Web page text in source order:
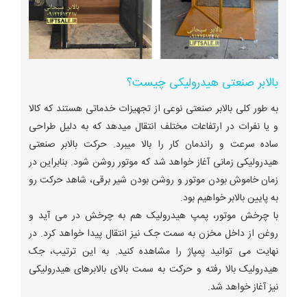
بالابر صنعتی هیدرولیکی چیست؟
به طور کلی بالابر صنعتی نوعی از تجهیزات خدماتی هستند که کالا
و یا نفرات در ارتفاعات مختلف انتقال میدهد که به دلیل طراحی
ساده سرعت و راندمان کار را بالا میبرد. حرکت بالابر صنعتی
هیدرولیکی زمانی آغاز خواهد شد که موتور روشن شود. بنابراین در
زمان خاموش بودن موتور و روشن بودن شیر برقی، شاهد حرکت رو
به پایین بالابر خواهیم بود.
با چرخش موتور، پمپ هیدرولیک هم به چرخش در می آید و
روغن از داخل مخزن به سمت جک نیز انتقال پیدا خواهد کرد. در
نهایت می توانید پمپاژ را مشاهده کنید. به این ترتیب، جک
هیدرولیک بالا رفته و حرکت به سمت بالای بالابرهای هیدرولیکی
نیز آغاز خواهد شد.